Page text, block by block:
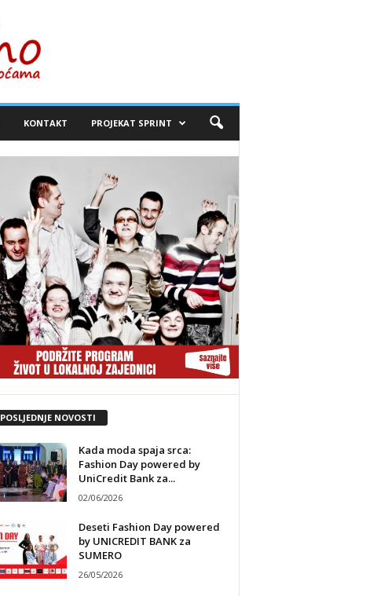
KONTAKT PROJEKAT SPRINT
POSLJEDNJE NOVOSTI
Kada moda spaja srca:
Fashion Day powered by
UniCredit Bank za...
02/06/2026
Deseti Fashion Day powered
by UNICREDIT BANK za
SUMERO
26/05/2026